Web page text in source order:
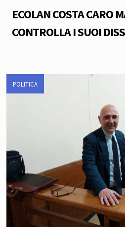
ECOLAN COSTA CARO
CONTROLLA I SUOI
POLITICA